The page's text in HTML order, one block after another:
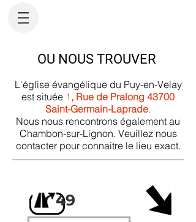
OU NOUS TROUVER
L'église évangélique du Puy-en-Velay
est située 1 , Rue de Pralong 43700
Saint-Germain-Laprade.
Nous nous rencontrons également au
Chambon-sur-Lignon. Veuillez nous
contacter pour connaitre le lieu exact.
49